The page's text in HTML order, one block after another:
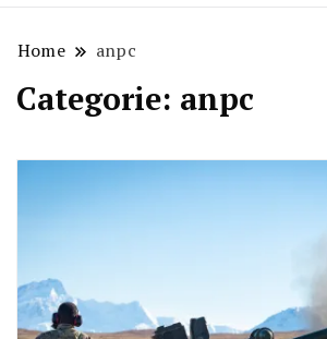
Home anpc
Categorie: anpc